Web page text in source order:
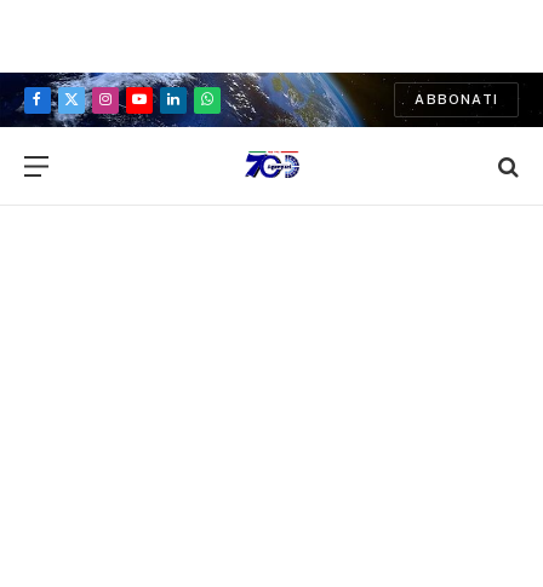
Facebook
X
Instagram
YouTubeLinkedInWhatsApp
ABBONATI